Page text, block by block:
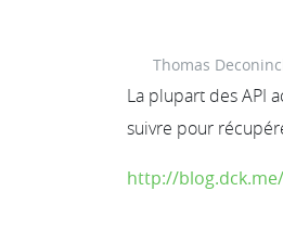
Thomas
La plupart des API
suivre pour
http://